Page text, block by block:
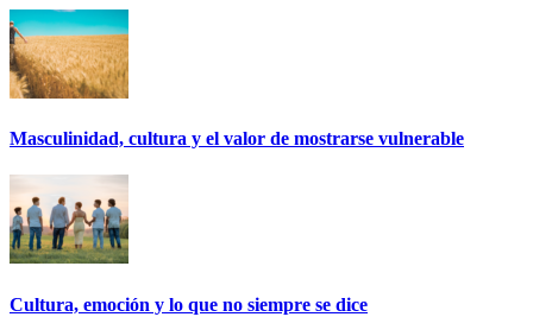
Masculinidad, cultura y el valor de mostrarse vulnerable
Cultura, emoción y lo que no siempre se dice